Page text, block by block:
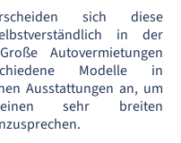
sich diese
in der
Autovermietungen
Modelle in
Ausstattungen an, um
sehr breiten